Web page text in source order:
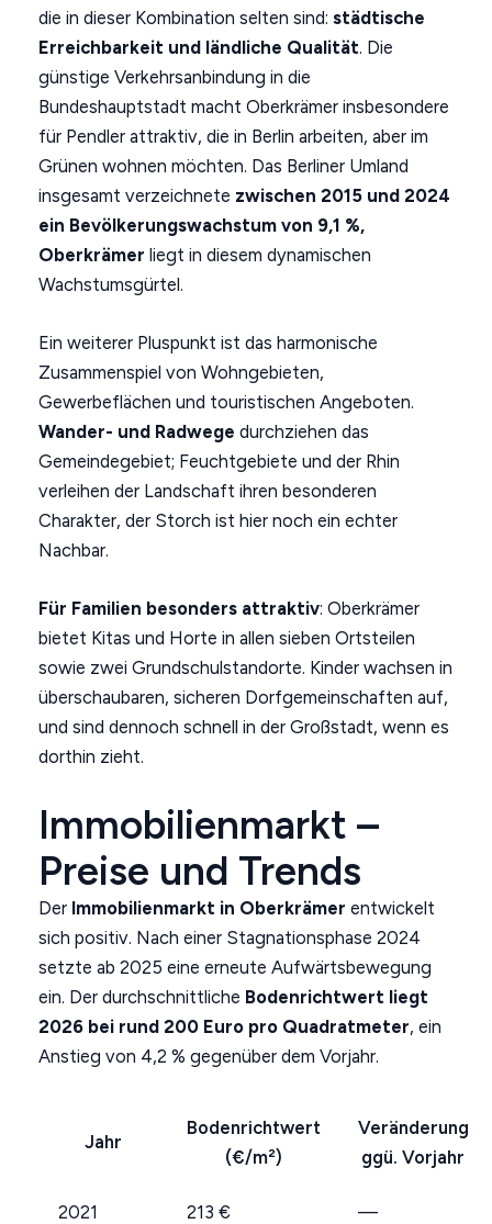
die in dieser Kombination selten sind:städtische
Erreichbarkeit und ländliche Qualität. Die
günstige Verkehrsanbindung in die
Bundeshauptstadt macht Oberkrämer insbesondere
für Pendler attraktiv, die in Berlin arbeiten, aber im
Grünen wohnen möchten. Das Berliner Umland
insgesamt verzeichnete zwischen 2015 und 2024
ein Bevölkerungswachstum von 9,1 %,
Oberkrämer liegt in diesem dynamischen
Wachstumsgürtel.
Ein weiterer Pluspunkt ist das harmonische
Zusammenspiel von Wohngebieten,
Gewerbeflächen und touristischen Angeboten.
Wander- und Radwege durchziehen das
Gemeindegebiet; Feuchtgebiete und der Rhin
verleihen der Landschaft ihren besonderen
Charakter, der Storch ist hier noch ein echter
Nachbar.
Für Familien besonders attraktiv: Oberkrämer
bietet Kitas und Horte in allen sieben Ortsteilen
sowie zwei Grundschulstandorte. Kinder wachsen in
überschaubaren, sicheren Dorfgemeinschaften auf,
und sind dennoch schnell in der Großstadt, wenn es
dorthin zieht.
Immobilienmarkt –
Preise und Trends
Der Immobilienmarkt in Oberkrämer entwickelt
sich positiv. Nach einer Stagnationsphase 2024
setzte ab 2025 eine erneute Aufwärtsbewegung
ein. Der durchschnittliche Bodenrichtwert liegt
2026 bei rund 200 Euro pro Quadratmeter, ein
Anstieg von 4,2 % gegenüber dem Vorjahr.
Jahr
Bodenrichtwert
(€/m²)
Veränderung
ggü. Vorjahr
2021 213 € —